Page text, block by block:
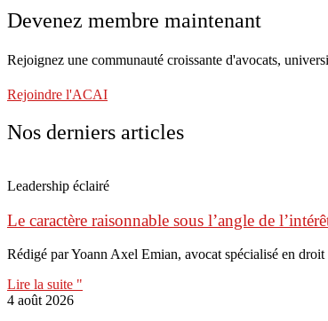
Devenez membre maintenant
Rejoignez une communauté croissante d'avocats,
Rejoindre l'ACAI
Nos derniers articles
Leadership éclairé
Le caractère raisonnable sous l’angle de
Rédigé par Yoann Axel Emian, avocat spécialisé en
Lire la suite "
4 août 2026